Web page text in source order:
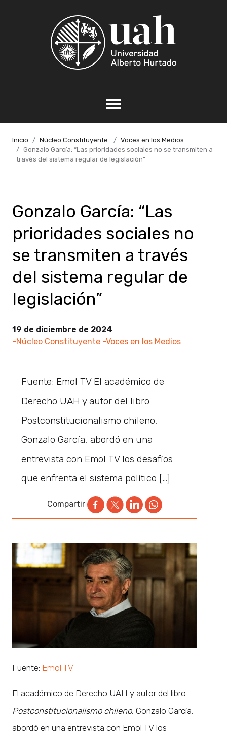
Inicio Núcleo Constituyente
Voces en los Medios
Gonzalo García: “Las prioridades sociales no se transmiten a
través del sistema regular de legislación”
Gonzalo García: “Las
prioridades sociales no
se transmiten a través
del sistema regular de
legislación”
19 de diciembre de 2024
-Núcleo Constituyente -Voces en los Medios
Fuente: Emol TV El académico de
Derecho UAH y autor del libro
Postconstitucionalismo chileno,
Gonzalo García, abordó en una
entrevista con Emol TV los desafíos
que enfrenta el sistema político […]
Compartir
Fuente: Emol TV
El académico de Derecho UAH y autor del libro
Postconstitucionalismo chileno, Gonzalo García,
abordó en una entrevista con Emol TV los